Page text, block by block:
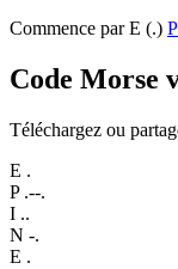
Commence par E (.)
Code Morse
Téléchargez ou
E .
P .--.
I ..
N -.
E .